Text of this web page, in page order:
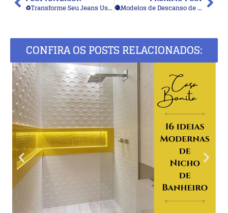
♻️Transforme Seu Jeans Usado em Peças Lindas: 18 Ideias Criativas 🧶Modelos de Descanso de Panela em Crochê: Ideias Artesanais Lindas para Decorar e Lucrar
CONFIRA OS POSTS RELACIONADOS: